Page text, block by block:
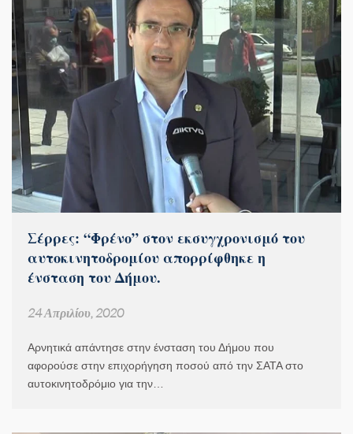
Σέρρες: “Φρένο” στον εκσυγχρονισμό του
αυτοκινητοδρομίου απορρίφθηκε η
ένσταση του Δήμου.
24 Απριλίου, 2020
Αρνητικά απάντησε στην ένσταση του Δήμου που
αφορούσε στην επιχορήγηση ποσού από την ΣΑΤΑ στο
αυτοκινητοδρόμιο για την…